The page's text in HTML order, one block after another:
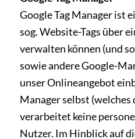
Google Tag Manager ist
sog. Website-Tags über
verwalten können (und
sowie andere Google-
unser Onlineangebot
Manager selbst
verarbeitet keine
Nutzer. Im Hinblick auf